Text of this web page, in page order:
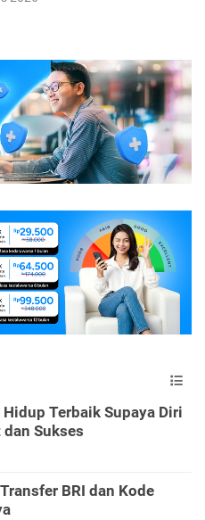
Terbaik Supaya Diri
Sukses
BRI dan Kode